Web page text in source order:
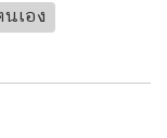
เอง